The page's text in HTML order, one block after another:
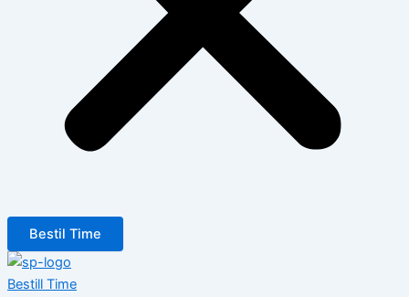
Bestil Time
Bestill Time